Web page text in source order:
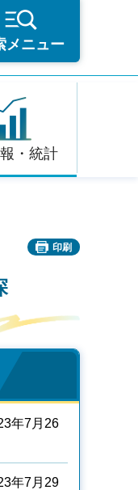
メニュー
・統計
印刷
年7月26
年7月29